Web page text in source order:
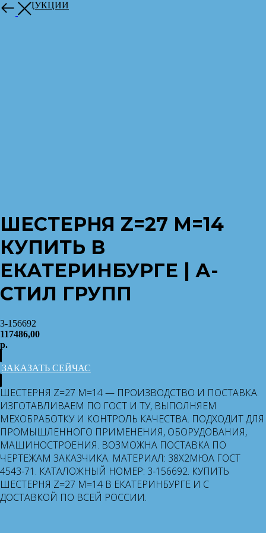
К ПРОДУКЦИИ
ШЕСТЕРНЯ Z=27 M=14
КУПИТЬ В
ЕКАТЕРИНБУРГЕ | А-
СТИЛ ГРУПП
3-156692
117486,00
р.
ЗАКАЗАТЬ СЕЙЧАС
ШЕСТЕРНЯ Z=27 M=14 — ПРОИЗВОДСТВО И ПОСТАВКА.
ИЗГОТАВЛИВАЕМ ПО ГОСТ И ТУ, ВЫПОЛНЯЕМ
МЕХОБРАБОТКУ И КОНТРОЛЬ КАЧЕСТВА. ПОДХОДИТ ДЛЯ
ПРОМЫШЛЕННОГО ПРИМЕНЕНИЯ, ОБОРУДОВАНИЯ,
МАШИНОСТРОЕНИЯ. ВОЗМОЖНА ПОСТАВКА ПО
ЧЕРТЕЖАМ ЗАКАЗЧИКА. МАТЕРИАЛ: 38Х2МЮА ГОСТ
4543-71. КАТАЛОЖНЫЙ НОМЕР: 3-156692. КУПИТЬ
ШЕСТЕРНЯ Z=27 M=14 В ЕКАТЕРИНБУРГЕ И С
ДОСТАВКОЙ ПО ВСЕЙ РОССИИ.